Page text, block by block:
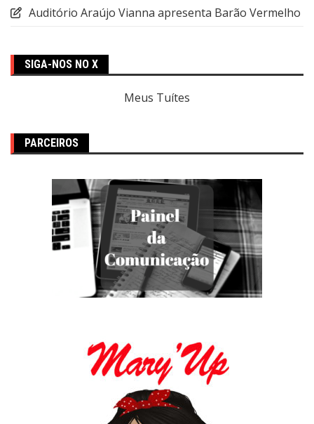
Auditório Araújo Vianna apresenta Barão Vermelho
SIGA-NOS NO X
Meus Tuítes
PARCEIROS